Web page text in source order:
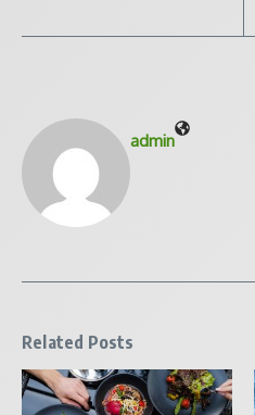
admin
Related Posts